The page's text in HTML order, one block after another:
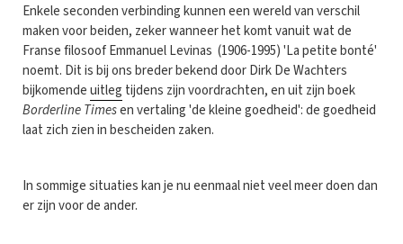
Enkele seconden verbinding kunnen een wereld van verschil
maken voor beiden, zeker wanneer het komt vanuit wat de
Franse filosoof Emmanuel Levinas (1906-1995) 'La petite bonté'
noemt. Dit is bij ons breder bekend door Dirk De Wachters
bijkomendeuitleg tijdens zijn voordrachten, en uit zijn boek
Borderline Timesen vertaling 'de kleine goedheid': de goedheid
laat zich zien in bescheiden zaken.
In sommige situaties kan je nu eenmaal niet veel meer doen dan
er zijn voor de ander.